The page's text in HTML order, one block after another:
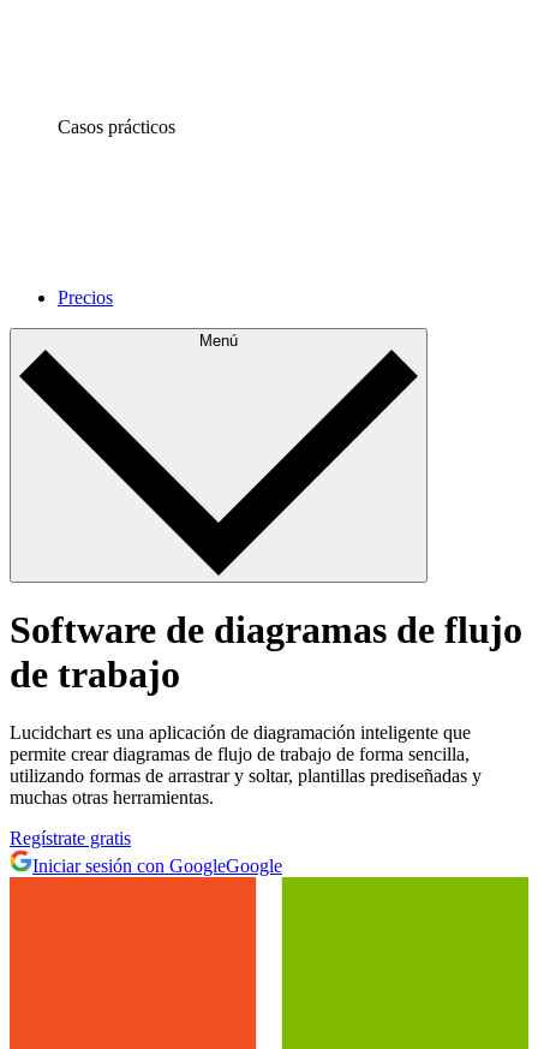
Casos prácticos
Precios
Menú
Software de diagramas de flujo
de trabajo
Lucidchart es una aplicación de diagramación inteligente que
permite crear diagramas de flujo de trabajo de forma sencilla,
utilizando formas de arrastrar y soltar, plantillas prediseñadas y
muchas otras herramientas.
Regístrate gratis
Iniciar sesión con GoogleGoogle